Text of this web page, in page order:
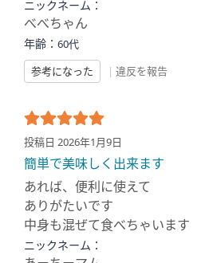
ニックネーム：
べべちゃん
年齢： 60代
参考になった
| 違反を報告
投稿日 2026年1月9日
簡単で美味しく出来ます
あれば、便利に使えて
ありがたいです
中身も混ぜて食べちゃいます
ニックネーム：